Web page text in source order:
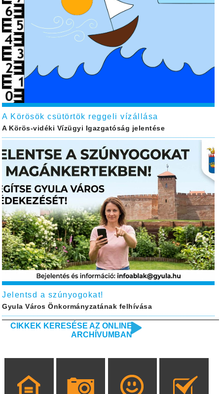
A Körösök csütörtök reggeli vízállása
A Körös-vidéki Vízügyi Igazgatóság jelentése
Jelentsd a szúnyogokat!
Gyula Város Önkormányzatának felhívása
CIKKEK KERESÉSE AZ ONLINE
ARCHÍVUMBAN